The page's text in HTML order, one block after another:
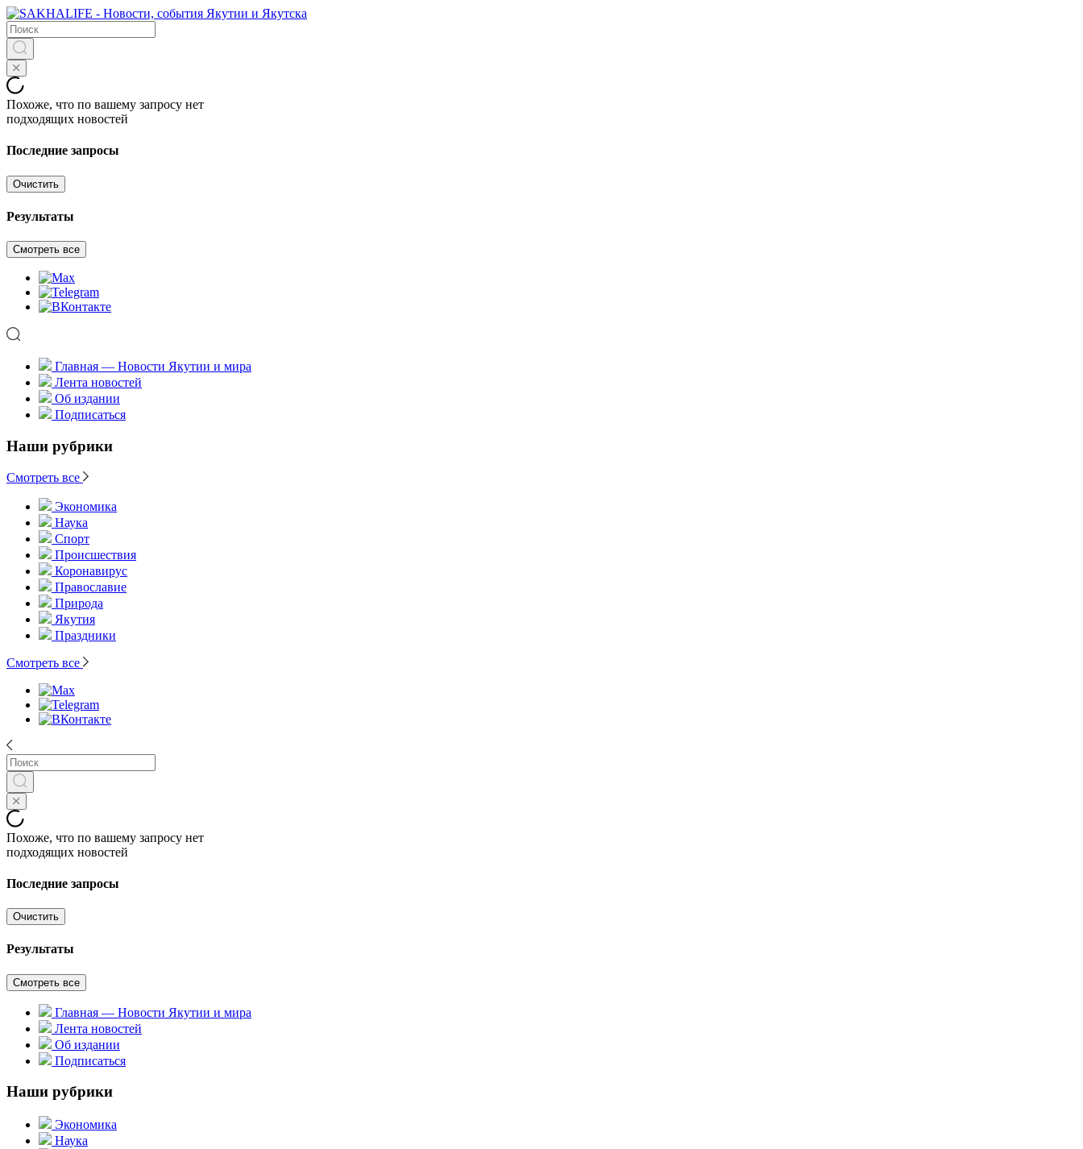
Похоже, что по вашему запросу нет
подходящих новостей
Последние запросы
Очистить
Результаты
Смотреть все
Главная — Новости Якутии и мира
Лента новостей
Об издании
Подписаться
Наши рубрики
Смотреть все
Экономика
Наука
Спорт
Происшествия
Коронавирус
Православие
Природа
Якутия
Праздники
Смотреть все
Похоже, что по вашему запросу нет
подходящих новостей
Последние запросы
Очистить
Результаты
Смотреть все
Главная — Новости Якутии и мира
Лента новостей
Об издании
Подписаться
Наши рубрики
Экономика
Наука